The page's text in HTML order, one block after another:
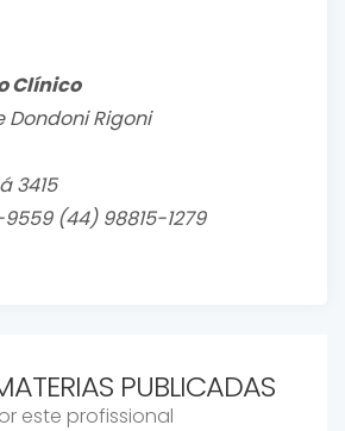
Clí­nico
Dondoni Rigoni
3415
(44) 98815-1279
PUBLICADAS
este profissional